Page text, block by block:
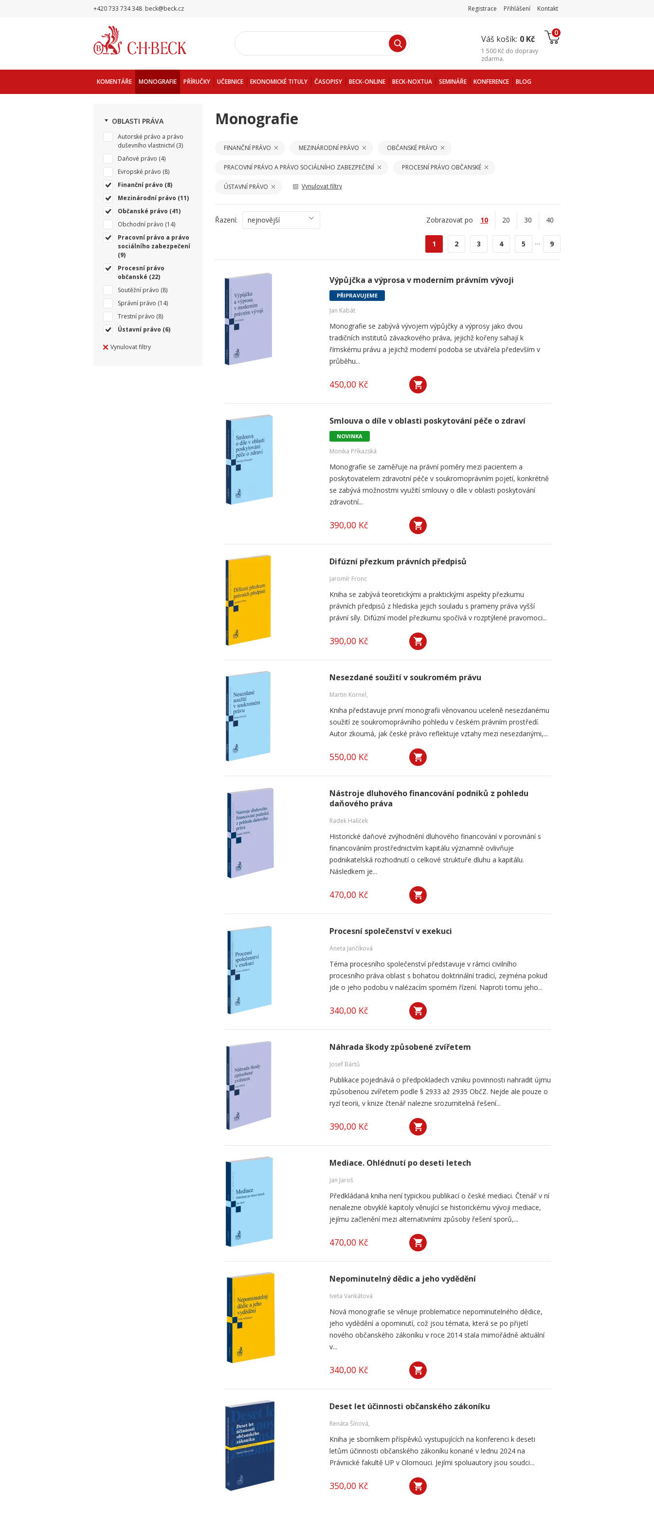
+420 733 734 348 beck@beck.cz Registrace Přihlášení Kontakt
Váš košík: 0 Kč
0
1 500 Kč do dopravy
zdarma.
KOMENTÁŘE MONOGRAFIE PŘÍRUČKY UČEBNICE EKONOMICKÉ TITULY ČASOPISY BECK-ONLINE BECK-NOXTUA SEMINÁŘE KONFERENCE BLOG
OBLASTI PRÁVA
Autorské právo a právo
duševního vlastnictví (3)
Daňové právo (4)
Evropské právo (8)
Finanční právo (8)
Mezinárodní právo (11)
Občanské právo (41)
Obchodní právo (14)
Pracovní právo a právo
sociálního zabezpečení
(9)
Procesní právo
občanské (22)
Soutěžní právo (8)
Správní právo (14)
Trestní právo (8)
Ústavní právo (6)
Vynulovat filtry
Monografie
FINANČNÍ PRÁVO MEZINÁRODNÍ PRÁVO OBČANSKÉ PRÁVO
PRACOVNÍ PRÁVO A PRÁVO SOCIÁLNÍHO ZABEZPEČENÍ PROCESNÍ PRÁVO OBČANSKÉ
ÚSTAVNÍ PRÁVO Vynulovat filtry
Řazení: nejnovější Zobrazovat po 10 20 30 40
1 2 3 4 5 ... 9
Výpůjčka a výprosa v moderním právním vývoji
PŘIPRAVUJEME
Jan Kabát
Monografie se zabývá vývojem výpůjčky a výprosy jako dvou
tradičních institutů závazkového práva, jejichž kořeny sahají k
římskému právu a jejichž moderní podoba se utvářela především v
průběhu...
450,00 Kč
Smlouva o díle v oblasti poskytování péče o zdraví
NOVINKA
Monika Příkazská
Monografie se zaměřuje na právní poměry mezi pacientem a
poskytovatelem zdravotní péče v soukromoprávním pojetí, konkrétně
se zabývá možnostmi využití smlouvy o díle v oblasti poskytování
zdravotní...
390,00 Kč
Difúzní přezkum právních předpisů
Jaromír Fronc
Kniha se zabývá teoretickými a praktickými aspekty přezkumu
právních předpisů z hlediska jejich souladu s prameny práva vyšší
právní síly. Difúzní model přezkumu spočívá v rozptýlené pravomoci...
390,00 Kč
Nesezdané soužití v soukromém právu
Martin Kornel,
Kniha představuje první monografii věnovanou uceleně nesezdanému
soužití ze soukromoprávního pohledu v českém právním prostředí.
Autor zkoumá, jak české právo reflektuje vztahy mezi nesezdanými,...
550,00 Kč
Nástroje dluhového financování podniků z pohledu
daňového práva
Radek Halíček
Historické daňové zvýhodnění dluhového financování v porovnání s
financováním prostřednictvím kapitálu významně ovlivňuje
podnikatelská rozhodnutí o celkové struktuře dluhu a kapitálu.
Následkem je...
470,00 Kč
Procesní společenství v exekuci
Aneta Jančíková
Téma procesního společenství představuje v rámci civilního
procesního práva oblast s bohatou doktrinální tradicí, zejména pokud
jde o jeho podobu v nalézacím sporném řízení. Naproti tomu jeho...
340,00 Kč
Náhrada škody způsobené zvířetem
Josef Bártů
Publikace pojednává o předpokladech vzniku povinnosti nahradit újmu
způsobenou zvířetem podle § 2933 až 2935 ObčZ. Nejde ale pouze o
ryzí teorii, v knize čtenář nalezne srozumitelná řešení...
390,00 Kč
Mediace. Ohlédnutí po deseti letech
Jan Jaroš
Předkládaná kniha není typickou publikací o české mediaci. Čtenář v ní
nenalezne obvyklé kapitoly věnující se historickému vývoji mediace,
jejímu začlenění mezi alternativními způsoby řešení sporů,...
470,00 Kč
Nepominutelný dědic a jeho vydědění
Iveta Vankátová
Nová monografie se věnuje problematice nepominutelného dědice,
jeho vydědění a opominutí, což jsou témata, která se po přijetí
nového občanského zákoníku v roce 2014 stala mimořádně aktuální
v...
340,00 Kč
Deset let účinnosti občanského zákoníku
Renáta Šínová,
Kniha je sborníkem příspěvků vystupujících na konferenci k deseti
letům účinnosti občanského zákoníku konané v lednu 2024 na
Právnické fakultě UP v Olomouci. Jejími spoluautory jsou soudci...
350,00 Kč